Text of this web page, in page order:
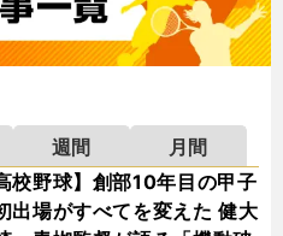
週間
月間
校野球】創部10年目の甲子
出場がすべてを変えた 健大